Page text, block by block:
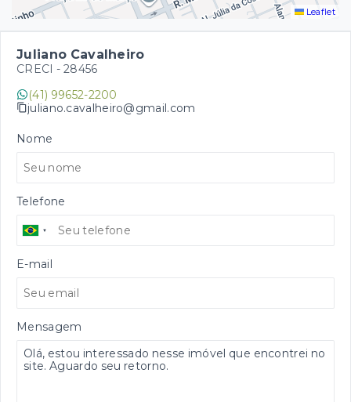
Leaflet
Juliano Cavalheiro
CRECI - 28456
(41) 99652-2200
juliano.cavalheiro@gmail.com
Nome
Telefone
E-mail
Mensagem